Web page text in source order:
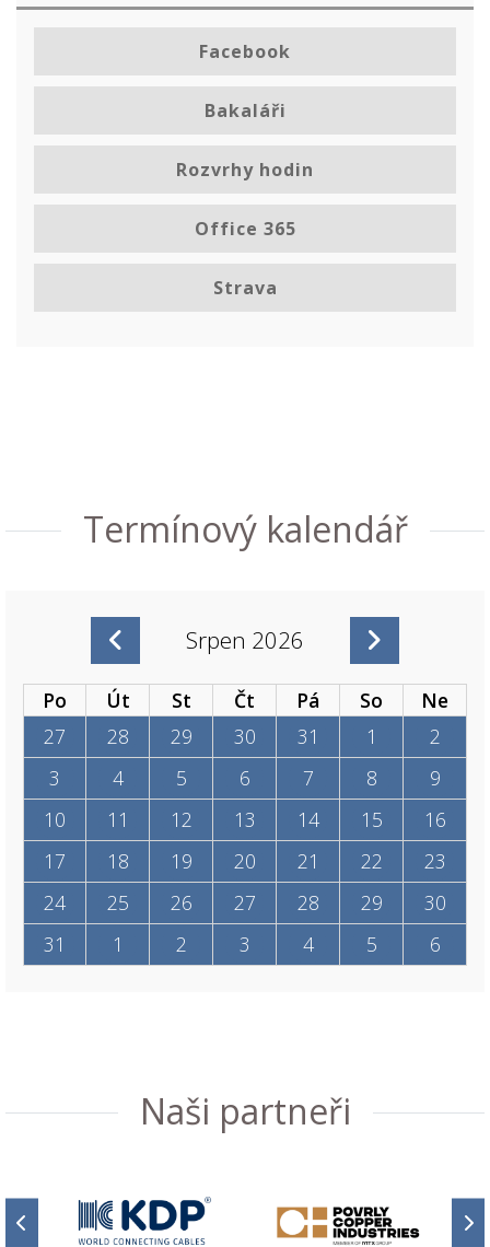
Facebook
Bakaláři
Rozvrhy hodin
Office 365
Strava
Termínový kalendář
Srpen 2026
Po Út St Čt Pá So
Ne
27
28 29 30 31 1
2
3
4 5 6 7 8
9
10
11 12 13 14 15
16
17
18 19 20 21 22
23
24
25 26 27 28 29
30
31
1 2 3 4 5 6
Naši partneři